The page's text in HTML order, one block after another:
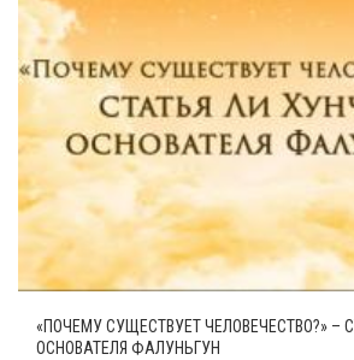
«ПОЧЕМУ СУЩЕСТВУЕТ ЧЕЛОВЕЧЕСТВО?» –
ОСНОВАТЕЛЯ ФАЛУНЬГУН